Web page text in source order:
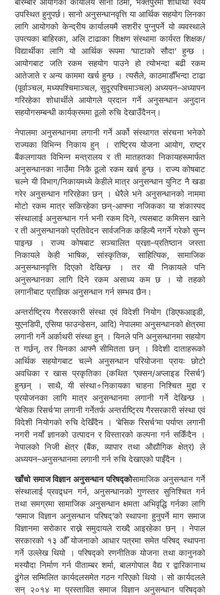
बारम्बार आयोगको कार्यालय सानो ठिमी, भक्तपुरमा शोधार्थी स्वयं
उपस्थित हुनुपर्छ। सानो अनुसन्धानवृत्ति या आर्थिक सहयोग लिनका
लागि आयोगको केन्द्रीय कार्यालयमै सशरीर पुग्नुपर्ने यो व्यवस्थाले
उपत्यका बाहिरका, अलि टाढाका शिक्षण संस्थामा कार्यरत शिक्षक/
विद्यार्थीका लागि यो आर्थिक रूपमा ‘घाटाको सौदा’ हुन्छ ।
आयोगबाट जति रकम सहयोग पाउने हो त्योभन्दा बढी रकम
आतेजाते र अन्य काममा खर्च हुन्छ । त्यसैले, काठमाडौँभन्दा टाढा
(पूर्वाञ्चल, मध्यपश्चिमाञ्चल, सुदूरपश्चिमाञ्चल) अध्ययन–अध्यापन
गरिरहेका शोधार्थीले आयोगले प्रदान गर्ने अनुसन्धान अनुदान
सहयोगसम्बन्धी कार्यक्रममा ठूलो रुचि देखाउँदैनन्।
नेपालमा अनुसन्धानमा लगानी गर्ने अर्को संस्थागत संरचना भनेको
राज्यका विभिन्न निकाय हुन् । राष्ट्रिय योजना आयोग, राष्ट्र
बैंकलगायत विभिन्न मन्त्रालय र ती मातहतका निकायहरूमार्फत
अनुसन्धानका नाउँमा निकै ठूलो रकम खर्च हुन्छ । राज्य कोषबाट
चल्ने यी विभाग/निकायमध्ये केहीले मात्र अनुसन्धान युनिट नै खडा
गरेर अनुसन्धान गरिरहेका छन् । धेरैले भने अनुसन्धानको नाममा
मोटो रकम मात्र सकिरहेका छन्-आफ्ना नजिकका या शंकास्पद
संस्थालाई अनुसन्धान गर्न भनी रकम दिने, त्यसबाट कमिसन खाने
र ती अनुसन्धानको प्रतिवेदन सार्वजनिक कहिल्यै नगर्ने गरेको सुन्न
पाइन्छ । राज्य कोषबाट सञ्चालित प्रज्ञा–प्रतिष्ठान जस्ता
निकायले केही भाषिक, सांस्कृतिक, साहित्यिक, सामाजिक
अनुसन्धानवृत्ति दिएको देखिन्छ । तर यी निकायले पनि
अनुसन्धानका लागि दिने रकम असाध्य कम छ । यो तहको
लगानीबाट प्राज्ञिक अनुसन्धान गर्न सम्भव छैन।
अन्तर्राष्ट्रिय गैरसरकारी संस्था एवं विदेशी नियोग (डिएफआइडी,
युएनडिपी, एसिया फाउन्डेसन, आदि) नेपालमा अनुसन्धानको क्षेत्रमा
लगानी गर्ने अर्काथरी संस्था हुन् । यिनले पनि अनुसन्धानमा सहयोग
त गर्छन्, तर यिनका आफ्नै सीमितता छन् । विदेशी दाताहरूको
आर्थिक सहयोगबाट चल्ने अनुसन्धान परियोजना प्रायः छोटो
अवधिका र खास प्रकृतिका (कथित ‘एक्सन/अप्लाइड रिसर्च’)
हुन्छन् । साथै, यी संस्था÷निकायका चाहना निश्चित मुद्दा र
प्रयोजनका लागि मात्र अनुसन्धानमा लगानी गर्ने देखिन्छ ।
‘बेसिक रिसर्च’मा लगानी गर्नेतर्फ अन्तर्राष्ट्रिय गैरसरकारी संस्था एवं
विदेशी नियोगको रुचि देखिँदैन । ‘बेसिक रिसर्च’मा पर्याप्त लगानी
नगरी नयाँ ज्ञानको उत्पादन र विस्तारको कल्पना गर्न सकिँदैन ।
नेपालको निजी क्षेत्र (बैंक, व्यापार तथा औद्यौगिक क्षेत्र) ले
अध्ययन–अनुसन्धानमा लगानी गर्न रुचि देखाएको पाइँदैन ।
खाँचो समाज विज्ञान अनुसन्धान परिषद्कोसामाजिक अनुसन्धान गर्ने
संस्थालाई प्रवद्र्धन गर्न, अनुसन्धानको गुणस्तर सुनिश्चित गर्न
तथा समग्रमा सामाजिक अनुसन्धान क्षमता अभिवृद्धि गर्नका लागि
‘समाज विज्ञान अनुसन्धान परिषद्’को स्थापना हुनुपर्ने माग समाज
विज्ञानमा सरोकार राख्ने समुदायले राख्दै आइरहेका छन् । नेपाल
सरकारको १३ औँ योजनाको आधार पत्रमा समेत परिषद् स्थापना
गर्ने उल्लेख थियो । परिषद्को रणनीतिक योजना तथा कानुनको
मस्यौदा निर्माण गर्न पीताम्बर शर्मा, बालगोपाल वैद्य र द्वारिकानाथ
ढुंगेल सम्मिलित कार्यदलसमेत गठन गरिएको थियो । सो कार्यदलले
सन् २०१४ मा प्रस्तावित समाज विज्ञान अनुसन्धान परिषद्को